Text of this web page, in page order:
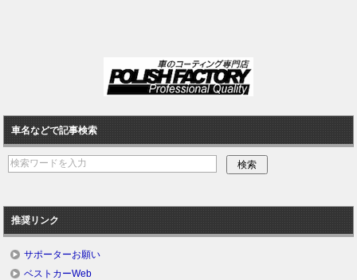
車名などで記事検索
推奨リンク
サポーターお願い
ベストカーWeb